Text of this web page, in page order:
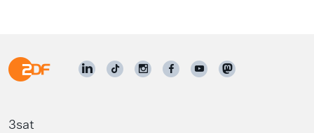
3sat